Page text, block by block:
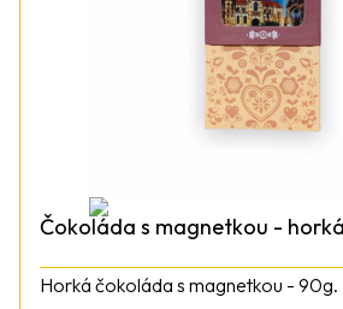
Čokoláda s magnetkou - horká
Horká čokoláda s magnetkou - 90g.